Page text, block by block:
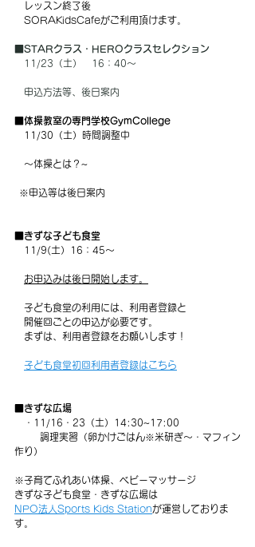
レッスン終了後
SORAKidsCafeがご利用頂けます。
STARクラス・HEROクラスセレクション
11/23（土）　16：40～
申込方法等、後日案内
体操教室の専門学校GymCollege
11/30（土）時間調整中
～体操とは？~
※申込等は後日案内
■きずな子ども食堂
11/9(土）16：45～
お申込みは後日開始します。
子ども食堂の利用には、利用者登録と
開催回ごとの申込が必要です。
まずは、利用者登録をお願いします！
子ども食堂初回利用者登録はこちら
■きずな広場
・11/16・23（土）14:30~17:00
作り）
※子育てふれあい体操、ベビーマッサージ
きずな子ども食堂・きずな広場は
NPO法人Sports Kids Stationが運営しておりま
す。